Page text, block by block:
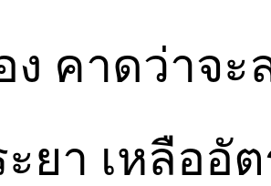
ง คาดว่าจ
ะยา เหลืออั